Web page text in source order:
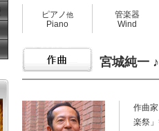
ピアノ他
Piano
管楽器
Wind
宮城純一
作曲
楽祭